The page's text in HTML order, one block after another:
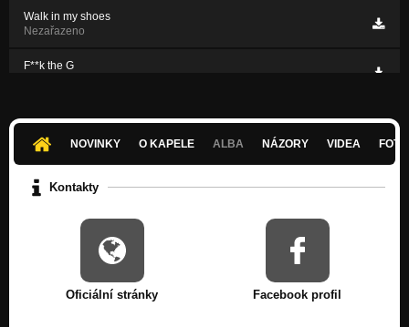
Walk in my shoes
Nezařazeno
F**k the G
Leave The Ground - demo 2010
Nezařazeno
NOVINKY O KAPELE ALBA NÁZORY VIDEA
Kontakty
Oficiální stránky Facebook profil